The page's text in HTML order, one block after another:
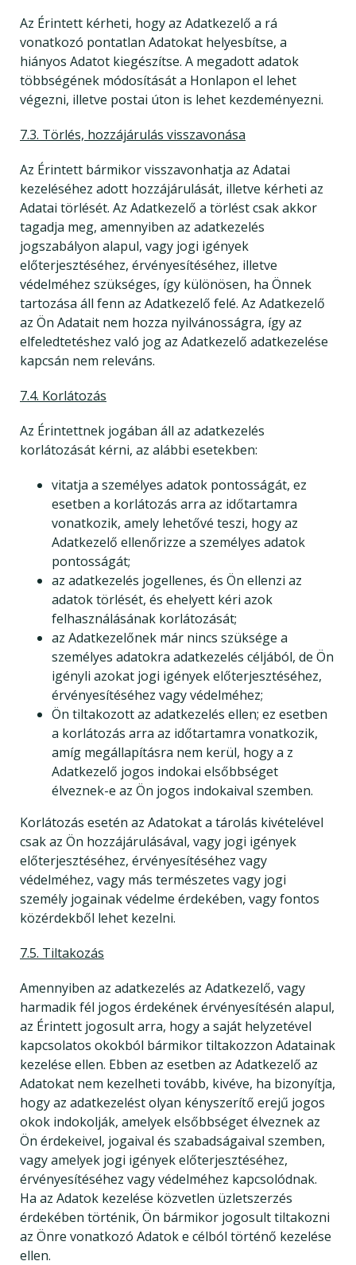
Az Érintett kérheti, hogy az Adatkezelő a rá
vonatkozó pontatlan Adatokat helyesbítse, a
hiányos Adatot kiegészítse. A megadott adatok
többségének módosítását a Honlapon el lehet
végezni, illetve postai úton is lehet kezdeményezni.
7.3. Törlés, hozzájárulás visszavonása
Az Érintett bármikor visszavonhatja az Adatai
kezeléséhez adott hozzájárulását, illetve kérheti az
Adatai törlését. Az Adatkezelő a törlést csak akkor
tagadja meg, amennyiben az adatkezelés
jogszabályon alapul, vagy jogi igények
előterjesztéséhez, érvényesítéséhez, illetve
védelméhez szükséges, így különösen, ha Önnek
tartozása áll fenn az Adatkezelő felé. Az Adatkezelő
az Ön Adatait nem hozza nyilvánosságra, így az
elfeledtetéshez való jog az Adatkezelő adatkezelése
kapcsán nem releváns.
7.4. Korlátozás
Az Érintettnek jogában áll az adatkezelés
korlátozását kérni, az alábbi esetekben:
vitatja a személyes adatok pontosságát, ez
esetben a korlátozás arra az időtartamra
vonatkozik, amely lehetővé teszi, hogy az
Adatkezelő ellenőrizze a személyes adatok
pontosságát;
az adatkezelés jogellenes, és Ön ellenzi az
adatok törlését, és ehelyett kéri azok
felhasználásának korlátozását;
az Adatkezelőnek már nincs szüksége a
személyes adatokra adatkezelés céljából, de Ön
igényli azokat jogi igények előterjesztéséhez,
érvényesítéséhez vagy védelméhez;
Ön tiltakozott az adatkezelés ellen; ez esetben
a korlátozás arra az időtartamra vonatkozik,
amíg megállapításra nem kerül, hogy a z
Adatkezelő jogos indokai elsőbbséget
élveznek-e az Ön jogos indokaival szemben.
Korlátozás esetén az Adatokat a tárolás kivételével
csak az Ön hozzájárulásával, vagy jogi igények
előterjesztéséhez, érvényesítéséhez vagy
védelméhez, vagy más természetes vagy jogi
személy jogainak védelme érdekében, vagy fontos
közérdekből lehet kezelni.
7.5. Tiltakozás
Amennyiben az adatkezelés az Adatkezelő, vagy
harmadik fél jogos érdekének érvényesítésén alapul,
az Érintett jogosult arra, hogy a saját helyzetével
kapcsolatos okokból bármikor tiltakozzon Adatainak
kezelése ellen. Ebben az esetben az Adatkezelő az
Adatokat nem kezelheti tovább, kivéve, ha bizonyítja,
hogy az adatkezelést olyan kényszerítő erejű jogos
okok indokolják, amelyek elsőbbséget élveznek az
Ön érdekeivel, jogaival és szabadságaival szemben,
vagy amelyek jogi igények előterjesztéséhez,
érvényesítéséhez vagy védelméhez kapcsolódnak.
Ha az Adatok kezelése közvetlen üzletszerzés
érdekében történik, Ön bármikor jogosult tiltakozni
az Önre vonatkozó Adatok e célból történő kezelése
ellen.